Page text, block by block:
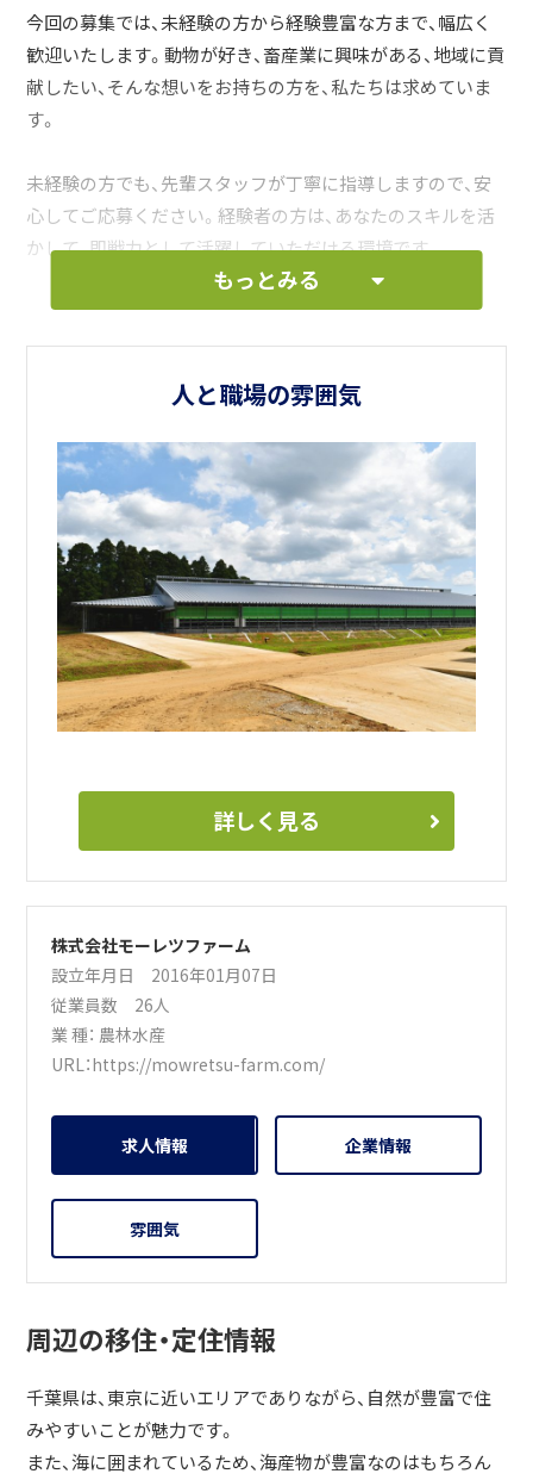
今回の募集では、未経験の方から経験豊富な方まで、幅広く
歓迎いたします。動物が好き、畜産業に興味がある、地域に貢
献したい、そんな想いをお持ちの方を、私たちは求めていま
す。
未経験の方でも、先輩スタッフが丁寧に指導しますので、安
心してご応募ください。経験者の方は、あなたのスキルを活
かして、即戦力として活躍していただける環境です。
モーレツファームでは、従業員一人ひとりの成長を支援し、
働きやすい環境づくりに力を入れています。最新の設備を導
生で、あなたの生活をサポートします。
私たちと一緒に、地域畜産を盛り上げ、食の未来を創造しま
せんか？あなたからのご応募を心よりお待ちしています。
もっとみる
人と職場の雰囲気
詳しく見る
株式会社モーレツファーム
設立年月日 2016年01月07日
従業員数 26人
業 種： 農林水産
URL：https://mowretsu-farm.com/
求人情報 企業情報
雰囲気
周辺の移住・定住情報
千葉県は、東京に近いエリアでありながら、自然が豊富で住
みやすいことが魅力です。
また、海に囲まれているため、海産物が豊富なのはもちろん